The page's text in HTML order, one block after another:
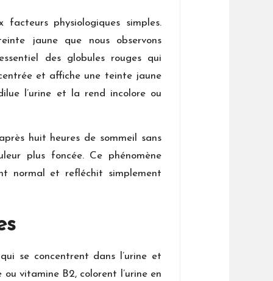
physiologiques simples.
jaune que nous observons
des globules rouges qui
et affiche une teinte jaune
l’urine et la rend incolore ou
huit heures de sommeil sans
plus foncée. Ce phénomène
normal et refléchit simplement
se concentrent dans l’urine et
vitamine B2, colorent l’urine en